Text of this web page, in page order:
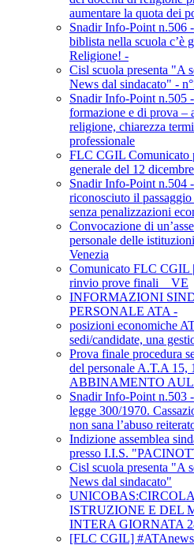
aumentare la quota dei
Snadir Info-Point n.506
biblista nella scuola c’è
Religione! -
Cisl scuola presenta "A
News dal sindacato" -
Snadir Info-Point n.505
formazione e di prova –
religione, chiarezza
professionale
FLC CGIL Comunicato
generale del 12 dicembre
Snadir Info-Point n.504
riconosciuto il
senza penalizzazioni
Convocazione di
personale delle
Venezia
Comunicato FLC CGIL
rinvio prove finali _ VE
INFORMAZIONI
PERSONALE ATA -
posizioni economiche
sedi/candidate, una
Prova finale procedura
del personale A.T.A 15,
ABBINAMENTO
Snadir Info-Point n.503
legge 300/1970.
non sana l’abuso
Indizione assemblea
presso I.I.S.
Cisl scuola presenta "A
News dal sindacato"
ISTRUZIONE E DEL
INTERA GIORNATA
[FLC CGIL]